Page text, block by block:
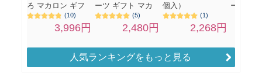
人気ランキングをもっと見る